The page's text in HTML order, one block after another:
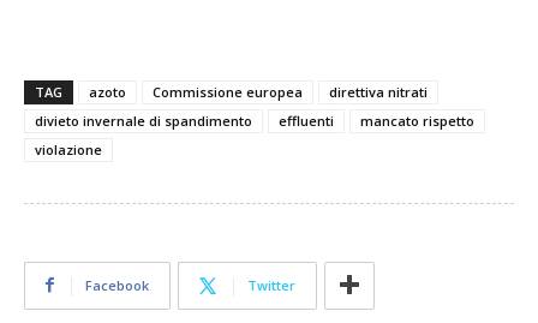
TAG azoto Commissione europea
direttiva nitrati
divieto invernale di spandimento
effluenti
mancato rispetto
violazione
Facebook Twitter